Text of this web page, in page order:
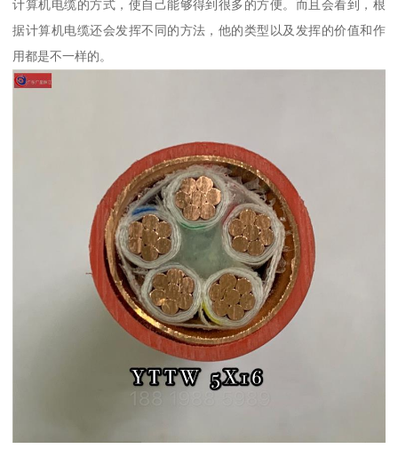
计算机电缆的方式，使自己能够得到很多的方便。而且会看到，根
据计算机电缆还会发挥不同的方法，他的类型以及发挥的价值和作
用都是不一样的。